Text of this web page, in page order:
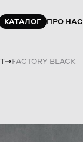
КАТАЛОГ ПРО НАС
FACTORY BLACK